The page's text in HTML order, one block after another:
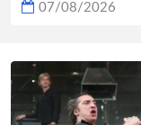
07/08/2026